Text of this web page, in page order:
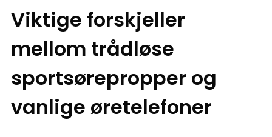
Viktige forskjeller
mellom trådløse
sportsørepropper og
vanlige øretelefoner